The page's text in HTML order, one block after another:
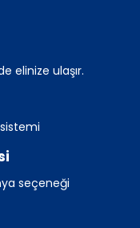
elinize ulaşır.
seçeneği